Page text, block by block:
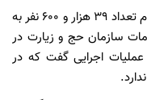
سید صادق حسینی نیز در این دیدارها از اعزام تعداد 39 هزار و 600 نفر به
سازمان حج و زیارت در
اجرایی گفت که در